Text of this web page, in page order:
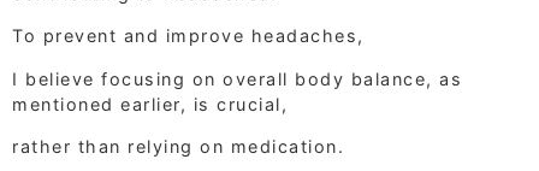
To prevent and improve headaches,
I believe focusing on overall body balance, as
mentioned earlier, is crucial,
rather than relying on medication.